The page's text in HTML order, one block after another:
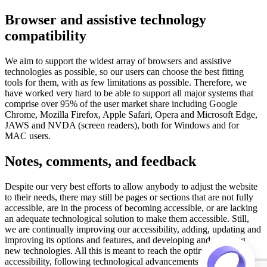
Browser and assistive technology
compatibility
We aim to support the widest array of browsers and assistive
technologies as possible, so our users can choose the best fitting
tools for them, with as few limitations as possible. Therefore, we
have worked very hard to be able to support all major systems that
comprise over 95% of the user market share including Google
Chrome, Mozilla Firefox, Apple Safari, Opera and Microsoft Edge,
JAWS and NVDA (screen readers), both for Windows and for
MAC users.
Notes, comments, and feedback
Despite our very best efforts to allow anybody to adjust the website
to their needs, there may still be pages or sections that are not fully
accessible, are in the process of becoming accessible, or are lacking
an adequate technological solution to make them accessible. Still,
we are continually improving our accessibility, adding, updating and
improving its options and features, and developing and adopting
new technologies. All this is meant to reach the optimal level of
accessibility, following technological advancements. For any